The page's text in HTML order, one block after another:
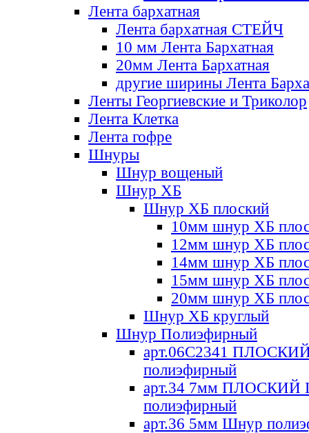
Лента бархатная
Лента бархатная СТЕЙЧ
10 мм Лента Бархатная
20мм Лента Бархатная
другие ширины Лента
Ленты Георгиевские и Триколор
Лента Клетка
Лента гофре
Шнуры
Шнур вощеный
Шнур ХБ
Шнур ХБ плоский
10мм шнур ХБ
12мм шнур ХБ
14мм шнур ХБ
15мм шнур ХБ
20мм шнур ХБ
Шнур ХБ круглый
Шнур Полиэфирный
арт.06С2341
полиэфирный
арт.34 7мм ПЛОСКИЙ
полиэфирный
арт.36 5мм Шнур